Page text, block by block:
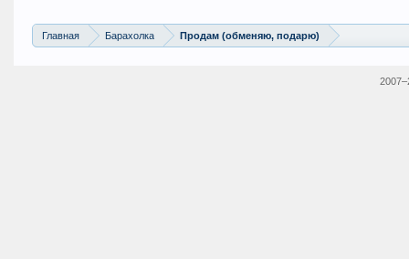
Главная Барахолка Продам (обменяю, подарю)
2007–